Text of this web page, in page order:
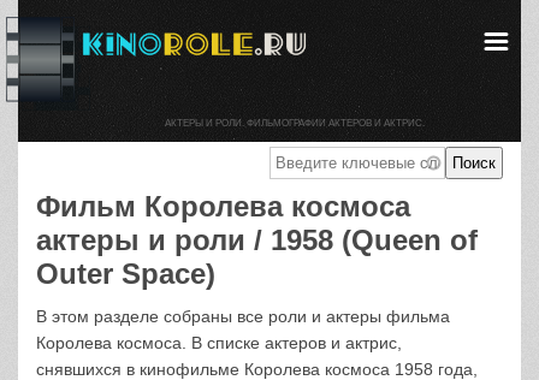
Фильм Королева космоса
актеры и роли / 1958 (Queen of
Outer Space)
В этом разделе собраны все роли и актеры фильма
Королева космоса. В списке актеров и актрис,
снявшихся в кинофильме Королева космоса 1958 года,
АКТЕРЫ И РОЛИ. ФИЛЬМОГРАФИИ АКТЕРОВ И АКТРИС.